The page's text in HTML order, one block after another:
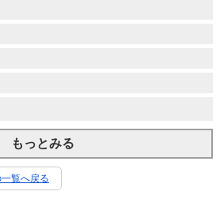
もっとみる
覧へ戻る